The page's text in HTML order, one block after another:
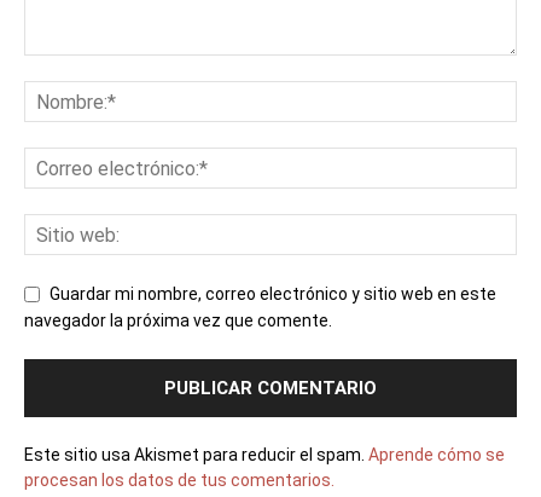
Guardar mi nombre, correo electrónico y sitio web en este
navegador la próxima vez que comente.
Este sitio usa Akismet para reducir el spam. Aprende cómo se
procesan los datos de tus comentarios.